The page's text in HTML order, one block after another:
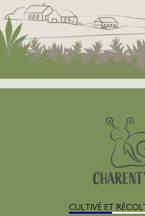
CULTIVÉ ET